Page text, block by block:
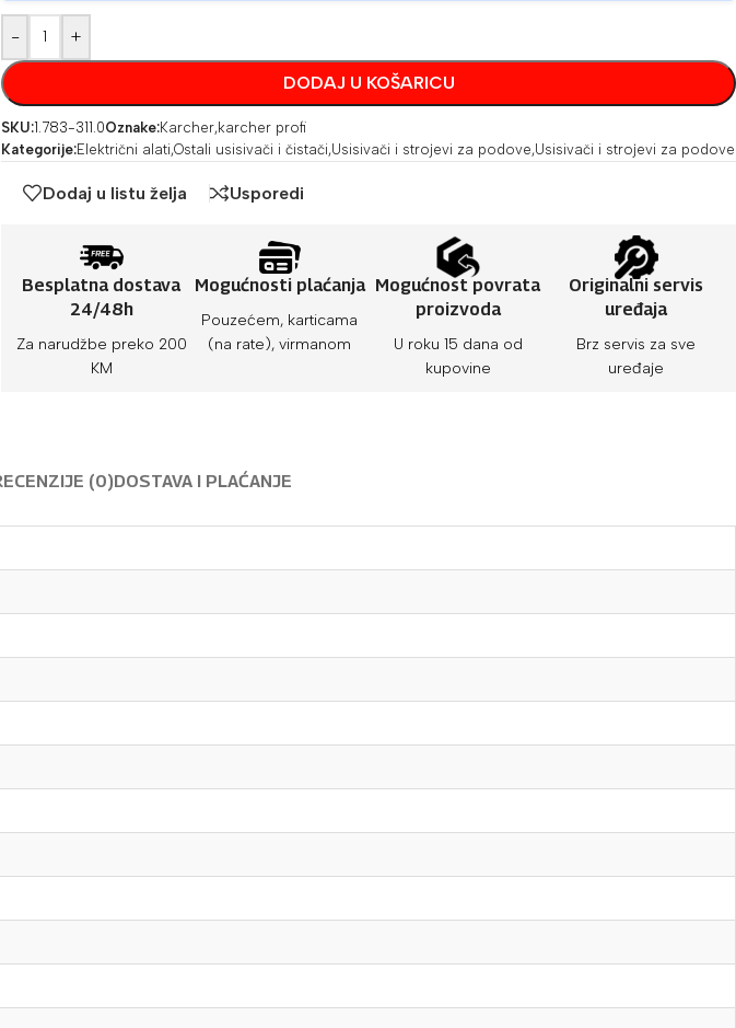
- +
DODAJ U KOŠARICU
SKU:1.783-311.0Oznake:Karcher,karcher profi
Kategorije:Električni alati,Ostali usisivači i čistači,Usisivači i strojevi za podove,Usisivači i strojevi za podove
Dodaj u listu želja Usporedi
Besplatna dostava
24/48h
Za narudžbe preko 200
KM
Mogućnosti plaćanja
Pouzećem, karticama
(na rate), virmanom
Mogućnost povrata
proizvoda
U roku 15 dana od
kupovine
Originalni servis
uređaja
Brz servis za sve
uređaje
(0)DOSTAVA I PLAĆANJE